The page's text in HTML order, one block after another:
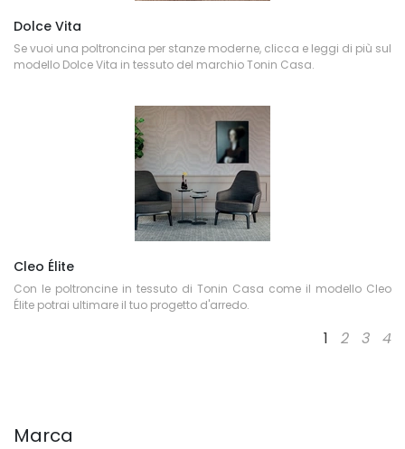
Dolce Vita
Se vuoi una poltroncina per stanze moderne, clicca e leggi di più sul
modello Dolce Vita in tessuto del marchio Tonin Casa.
Cleo Élite
Con le poltroncine in tessuto di Tonin Casa come il modello Cleo
Élite potrai ultimare il tuo progetto d'arredo.
1 2 3 4
Marca